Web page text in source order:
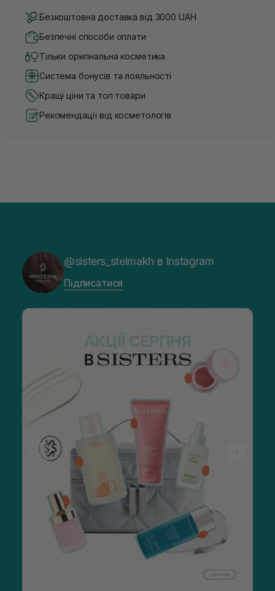
Безкоштовна доставка від 3000 UAH
Безпечні способи оплати
Тільки оригінальна косметика
Система бонусів та лояльності
Кращі ціни та топ товари
Рекомендації від косметологів
@sisters_stelmakh в Instagram
Підписатися